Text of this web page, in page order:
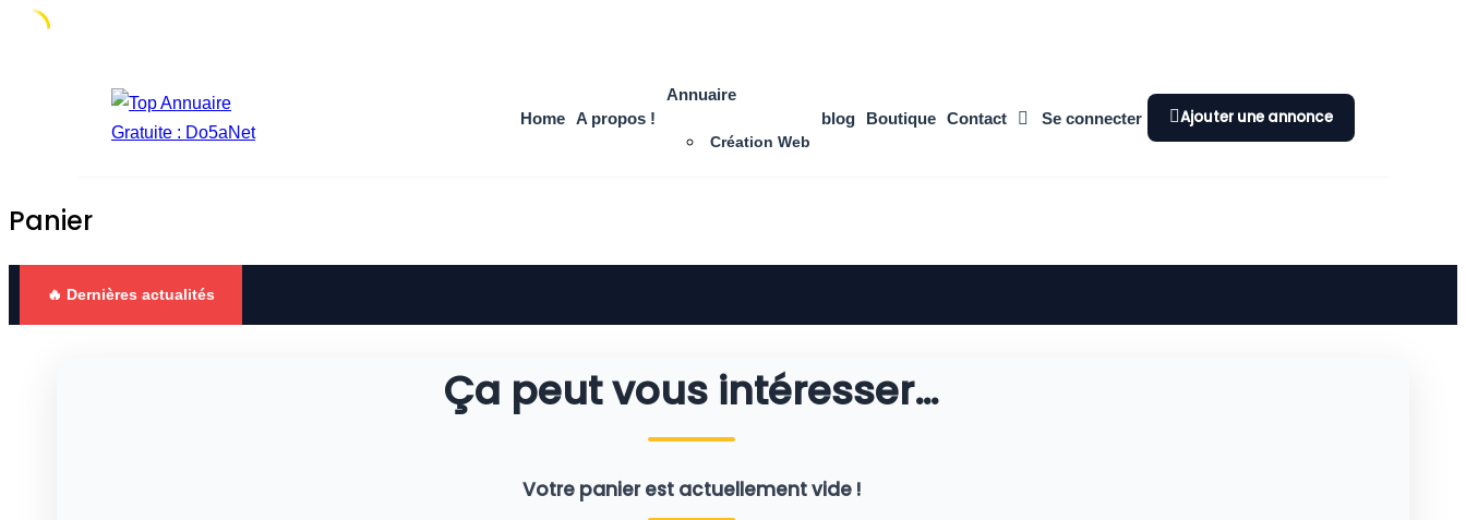
Home A propos !
Annuaire
Création Web
blog Boutique Contact Se connecter Ajouter une annonce
Panier
🔥 Dernières actualités
Ça peut vous intéresser…
Votre panier est actuellement vide !